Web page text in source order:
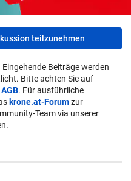
teilzunehmen
Beiträge werden
Bitte achten Sie auf
AGB. Für ausführliche
krone.at-Forumzur
Team via unserer